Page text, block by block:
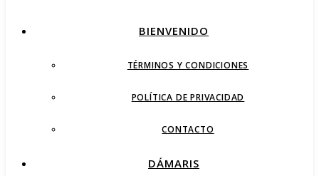
BIENVENIDO
TÉRMINOS Y CONDICIONES
POLÍTICA DE PRIVACIDAD
CONTACTO
DÁMARIS